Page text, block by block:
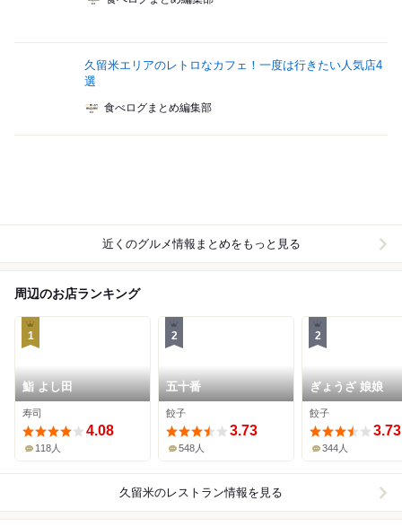
久留米エリアのレトロなカフェ！一度は行きたい人気店4
選
食べログまとめ編集部
近くのグルメ情報まとめをもっと見る
周辺のお店ランキング
1
鮨 よし田
寿司
4.08
118人
2
五十番
餃子
3.73
548人
2
ぎょうざ 娘娘
餃子
3.73
344人
久留米のレストラン情報を見る